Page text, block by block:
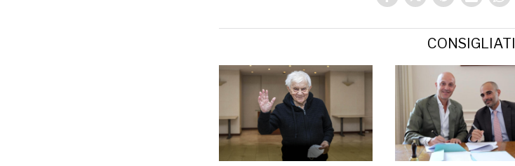
CONSIGLIATI